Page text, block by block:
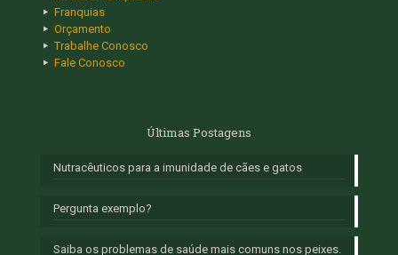
Franquias
Orçamento
Trabalhe Conosco
Fale Conosco
Últimas Postagens
Nutracêuticos para a imunidade de cães e gatos
Pergunta exemplo?
Saiba os problemas de saúde mais comuns nos peixes.